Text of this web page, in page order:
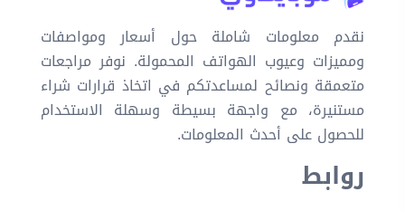
نقدم معلومات شاملة حول أسعار ومواصفات
ومميزات وعيوب الهواتف المحمولة. نوفر مراجعات
متعمقة ونصائح لمساعدتكم في اتخاذ قرارات شراء
مستنيرة، مع واجهة بسيطة وسهلة الاستخدام
للحصول على أحدث المعلومات.
روابط